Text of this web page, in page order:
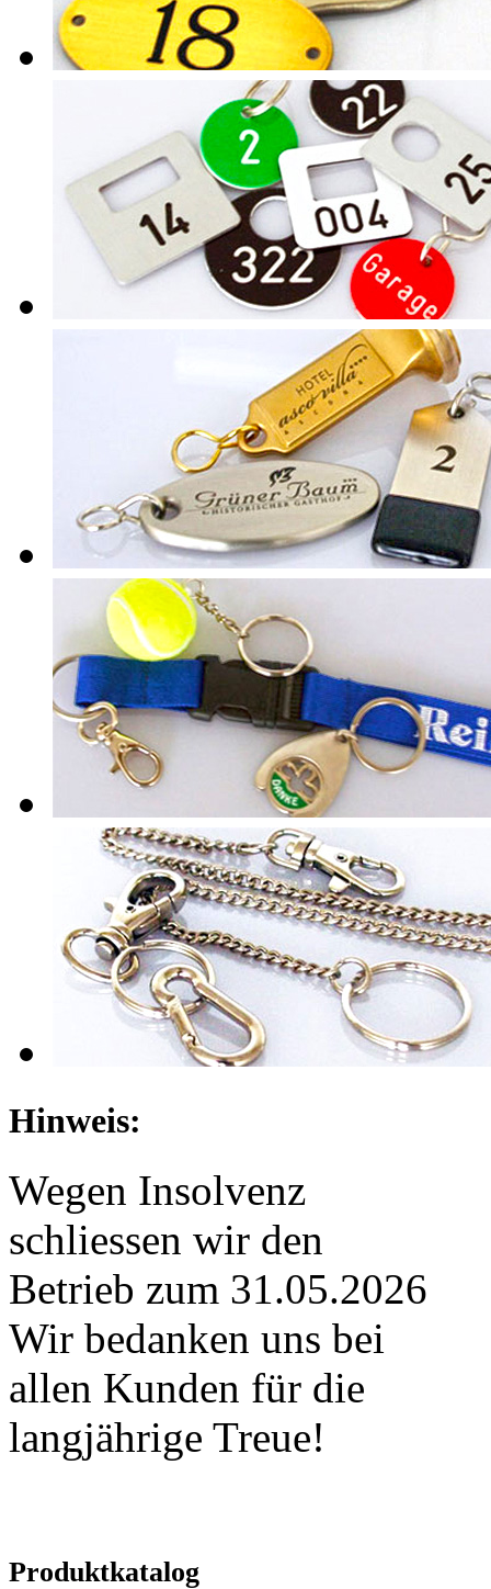
Hinweis:
Wegen Insolvenz
schliessen wir den
Betrieb zum 31.05.2026
Wir bedanken uns bei
allen Kunden für die
langjährige Treue!
Produktkatalog